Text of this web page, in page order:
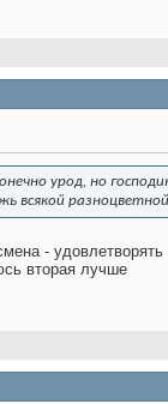
урод, но
всякой
-
вторая лучше